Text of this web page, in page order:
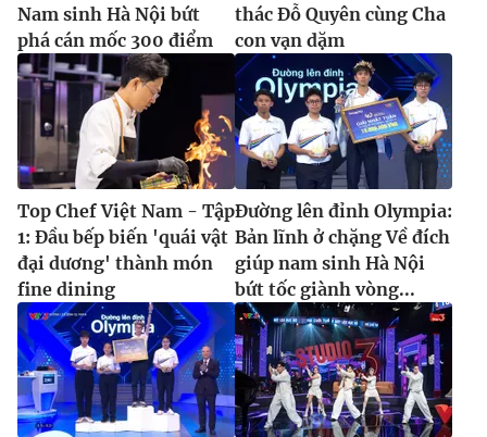
Nam sinh Hà Nội bứt
phá cán mốc 300 điểm
thác Đỗ Quyên cùng Cha
con vạn dặm
Top Chef Việt Nam - Tập
1: Đầu bếp biến 'quái vật
đại dương' thành món
fine dining
Đường lên đỉnh Olympia:
Bản lĩnh ở chặng Về đích
giúp nam sinh Hà Nội
bứt tốc giành vòng...